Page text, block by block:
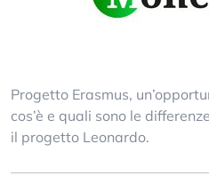
Progetto Erasmus,
cos’è e quali sono le
il progetto Leonardo.